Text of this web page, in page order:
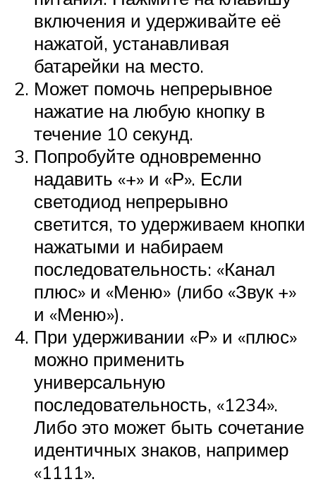
включения и удерживайте её
нажатой, устанавливая
батарейки на место.
Может помочь непрерывное
нажатие на любую кнопку в
течение 10 секунд.
Попробуйте одновременно
надавить «+» и «Р». Если
светодиод непрерывно
светится, то удерживаем кнопки
нажатыми и набираем
последовательность: «Канал
плюс» и «Меню» (либо «Звук +»
и «Меню»).
При удерживании «Р» и «плюс»
можно применить
универсальную
последовательность, «1234».
Либо это может быть сочетание
идентичных знаков, например
«1111».